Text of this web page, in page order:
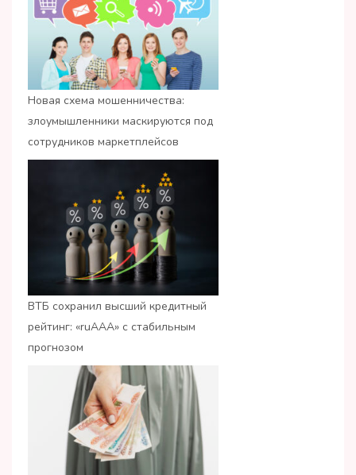
Новая схема мошенничества:
злоумышленники маскируются под
сотрудников маркетплейсов
ВТБ сохранил высший кредитный
рейтинг: «ruАAA» с стабильным
прогнозом